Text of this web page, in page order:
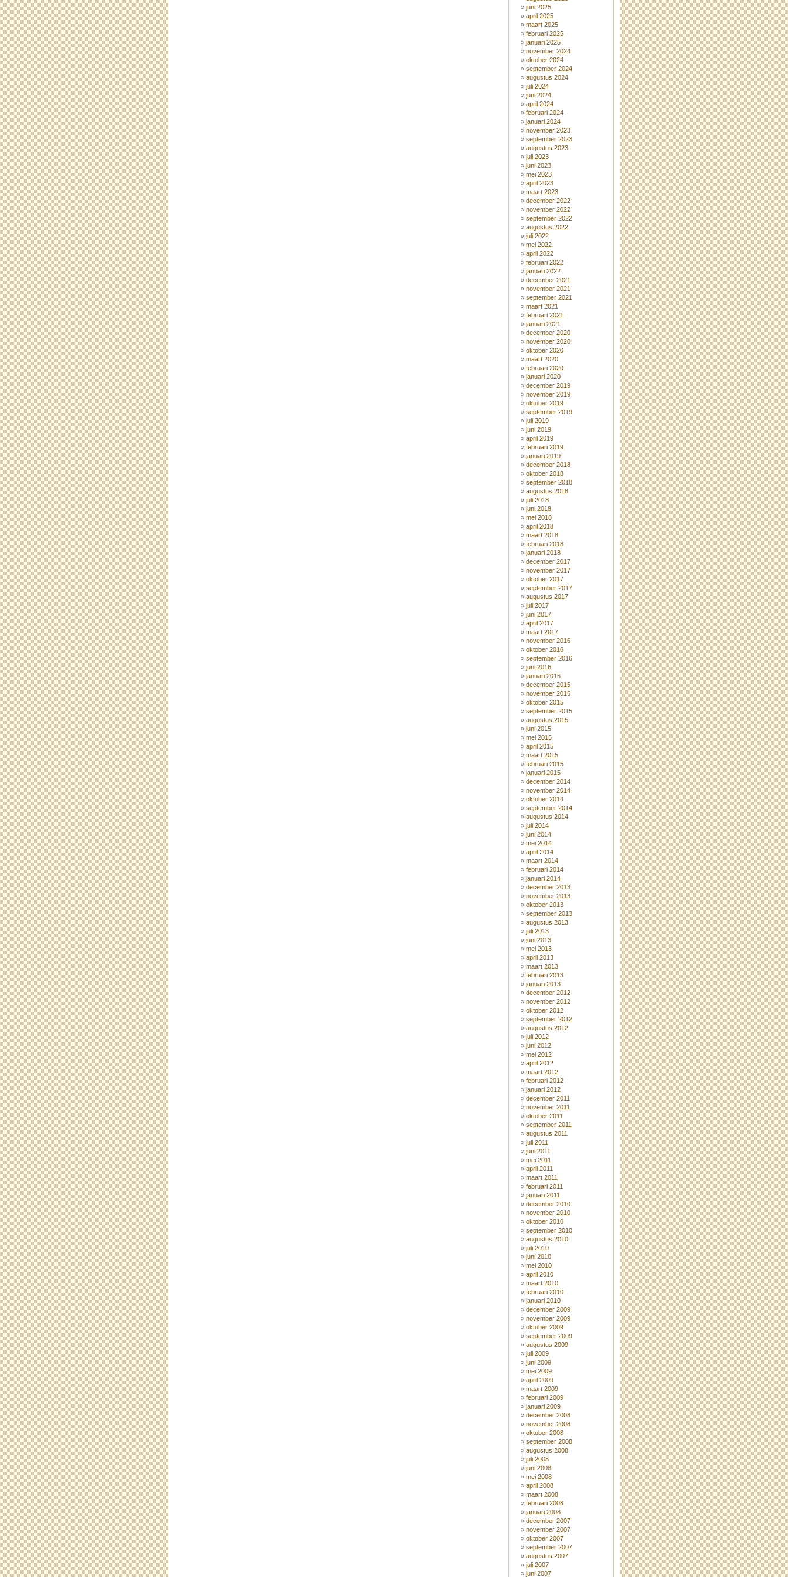
juni 2025
april 2025
maart 2025
februari 2025
januari 2025
november 2024
oktober 2024
september 2024
augustus 2024
juli 2024
juni 2024
april 2024
februari 2024
januari 2024
november 2023
september 2023
augustus 2023
juli 2023
juni 2023
mei 2023
april 2023
maart 2023
december 2022
november 2022
september 2022
augustus 2022
juli 2022
mei 2022
april 2022
februari 2022
januari 2022
december 2021
november 2021
september 2021
maart 2021
februari 2021
januari 2021
december 2020
november 2020
oktober 2020
maart 2020
februari 2020
januari 2020
december 2019
november 2019
oktober 2019
september 2019
juli 2019
juni 2019
april 2019
februari 2019
januari 2019
december 2018
oktober 2018
september 2018
augustus 2018
juli 2018
juni 2018
mei 2018
april 2018
maart 2018
februari 2018
januari 2018
december 2017
november 2017
oktober 2017
september 2017
augustus 2017
juli 2017
juni 2017
april 2017
maart 2017
november 2016
oktober 2016
september 2016
juni 2016
januari 2016
december 2015
november 2015
oktober 2015
september 2015
augustus 2015
juni 2015
mei 2015
april 2015
maart 2015
februari 2015
januari 2015
december 2014
november 2014
oktober 2014
september 2014
augustus 2014
juli 2014
juni 2014
mei 2014
april 2014
maart 2014
februari 2014
januari 2014
december 2013
november 2013
oktober 2013
september 2013
augustus 2013
juli 2013
juni 2013
mei 2013
april 2013
maart 2013
februari 2013
januari 2013
december 2012
november 2012
oktober 2012
september 2012
augustus 2012
juli 2012
juni 2012
mei 2012
april 2012
maart 2012
februari 2012
januari 2012
december 2011
november 2011
oktober 2011
september 2011
augustus 2011
juli 2011
juni 2011
mei 2011
april 2011
maart 2011
februari 2011
januari 2011
december 2010
november 2010
oktober 2010
september 2010
augustus 2010
juli 2010
juni 2010
mei 2010
april 2010
maart 2010
februari 2010
januari 2010
december 2009
november 2009
oktober 2009
september 2009
augustus 2009
juli 2009
juni 2009
mei 2009
april 2009
maart 2009
februari 2009
januari 2009
december 2008
november 2008
oktober 2008
september 2008
augustus 2008
juli 2008
juni 2008
mei 2008
april 2008
maart 2008
februari 2008
januari 2008
december 2007
november 2007
oktober 2007
september 2007
augustus 2007
juli 2007
juni 2007